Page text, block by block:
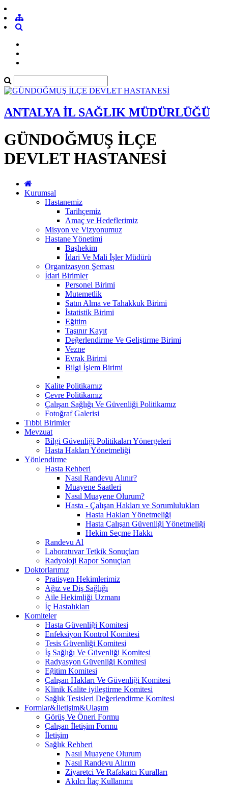
ANTALYA İL SAĞLIK MÜDÜRLÜĞÜ
GÜNDOĞMUŞ İLÇE
DEVLET HASTANESİ
Kurumsal
Hastanemiz
Tarihçemiz
Amaç ve Hedeflerimiz
Misyon ve Vizyonumuz
Hastane Yönetimi
Başhekim
İdari Ve Mali İşler Müdürü
Organizasyon Şeması
İdari Birimler
Personel Birimi
Mutemetlik
Satın Alma ve Tahakkuk Birimi
İstatistik Birimi
Eğitim
Taşınır Kayıt
Değerlendirme Ve Geliştirme Birimi
Vezne
Evrak Birimi
Bilgi İşlem Birimi
Kalite Politikamız
Çevre Politikamız
Çalışan Sağlığı Ve Güvenliği Politikamız
Fotoğraf Galerisi
Tıbbi Birimler
Mevzuat
Bilgi Güvenliği Politikaları Yönergeleri
Hasta Hakları Yönetmeliği
Yönlendirme
Hasta Rehberi
Nasıl Randevu Alınır?
Muayene Saatleri
Nasıl Muayene Olurum?
Hasta - Çalışan Hakları ve Sorumlulukları
Hasta Hakları Yönetmeliği
Hasta Çalışan Güvenliği Yönetmeliği
Hekim Seçme Hakkı
Randevu Al
Laboratuvar Tetkik Sonuçları
Radyoloji Rapor Sonuçları
Doktorlarımız
Pratisyen Hekimlerimiz
Ağız ve Diş Sağlığı
Aile Hekimliği Uzmanı
İç Hastalıkları
Komiteler
Hasta Güvenliği Komitesi
Enfeksiyon Kontrol Komitesi
Tesis Güvenliği Komitesi
İş Sağlığı Ve Güvenliği Komitesi
Radyasyon Güvenliği Komitesi
Eğitim Komitesi
Çalışan Hakları Ve Güvenliği Komitesi
Klinik Kalite iyileştirme Komitesi
Sağlık Tesisleri Değerlendirme Komitesi
Formlar&İletişim&Ulaşım
Görüş Ve Öneri Formu
Çalışan İletişim Formu
İletişim
Sağlık Rehberi
Nasıl Muayene Olurum
Nasıl Randevu Alırım
Ziyaretci Ve Rafakatcı Kuralları
Akılcı İlaç Kullanımı